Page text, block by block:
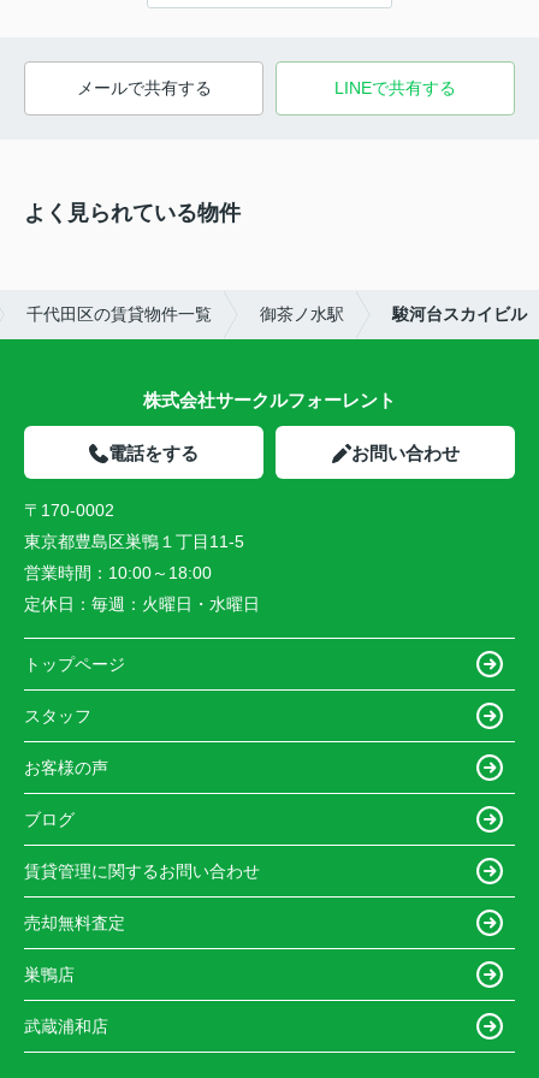
メールで共有する LINEで共有する
よく見られている物件
千代田区の賃貸物件一覧 御茶ノ水駅 駿河台スカイビル
株式会社サークルフォーレント
電話をする お問い合わせ
〒170-0002
東京都豊島区巣鴨１丁目11-5
営業時間： 10:00～18:00
定休日： 毎週：火曜日・水曜日
トップページ
スタッフ
お客様の声
ブログ
賃貸管理に関するお問い合わせ
売却無料査定
巣鴨店
武蔵浦和店